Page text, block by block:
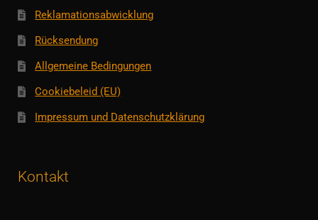
Reklamationsabwicklung
Rücksendung
Allgemeine Bedingungen
Cookiebeleid (EU)
Impressum und Datenschutzklärung
Kontakt